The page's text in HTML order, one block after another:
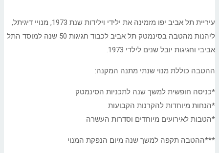
עיריית תל אביב יפו מזמינה את ילידי וילידות שנת 1973, מנויי דיגיתל,
ליהנות מהטבה בסינמטק תל אביב לכבוד חגיגות 50 שנה למוסד התל
אביבי וחגיגות יובל שנים לילדי 1973.
ההטבה כוללת מנוי שנתי מתנה המקנה:
*כניסה חופשית למשך שנה לתכניות הסינמטק
*הנחות מיוחדות להקרנות הקבועות
*הטבות לאירועים מיוחדים וסדרות העשרה
***ההטבה תקפה למשך שנה מיום הנפקת המנוי